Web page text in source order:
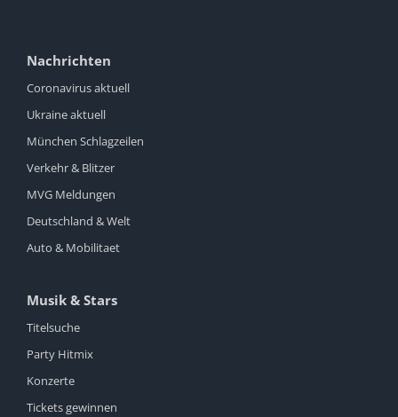
Nachrichten
Coronavirus aktuell
Ukraine aktuell
München Schlagzeilen
Verkehr & Blitzer
MVG Meldungen
Deutschland & Welt
Auto & Mobilitaet
Musik & Stars
Titelsuche
Party Hitmix
Konzerte
Tickets gewinnen